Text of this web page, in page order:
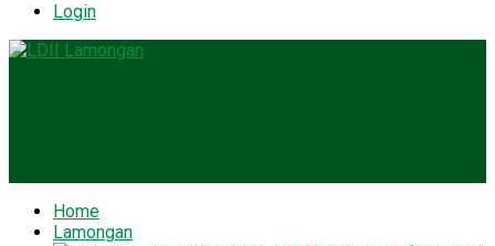
Login
Home
Lamongan